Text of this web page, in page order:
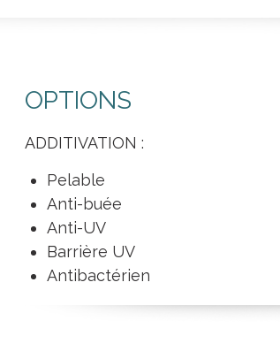
OPTIONS
ADDITIVATION :
Pelable
Anti-buée
Anti-UV
Barrière UV
Antibactérien